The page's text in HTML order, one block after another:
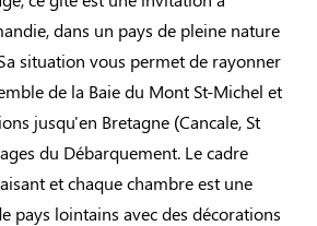
dans un pays de pleine nature
situation vous permet de rayonner
de la Baie du Mont St-Michel et
jusqu'en Bretagne (Cancale, St
du Débarquement. Le cadre
et chaque chambre est une
pays lointains avec des décorations